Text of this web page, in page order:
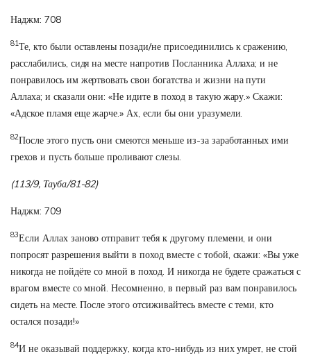
Наджм: 708
81Те, кто были оставлены позади/не присоединились к сражению,
расслабились, сидя на месте напротив Посланника Аллаха; и не
понравилось им жертвовать свои богатства и жизни на пути
Аллаха; и сказали они: «Не идите в поход в такую жару.» Скажи:
«Адское пламя еще жарче.» Ах, если бы они уразумели.
82После этого пусть они смеются меньше из-за заработанных ими
грехов и пусть больше проливают слезы.
(113/9, Тауба/81-82)
Наджм: 709
83Если Аллах заново отправит тебя к другому племени, и они
попросят разрешения выйти в поход вместе с тобой, скажи: «Вы уже
никогда не пойдёте со мной в поход. И никогда не будете сражаться с
врагом вместе со мной. Несомненно, в первый раз вам понравилось
сидеть на месте. После этого отсиживайтесь вместе с теми, кто
остался позади!»
84И не оказывай поддержку, когда кто-нибудь из них умрет, не стой